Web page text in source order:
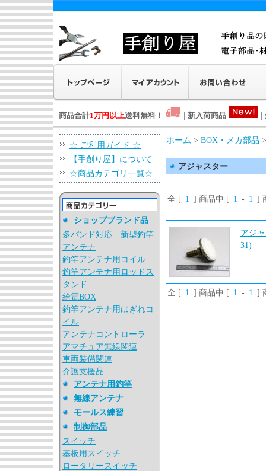
商品合計1万円以上送料無料！ 新入荷商品
☆ ご利用ガイド ☆
【手創り屋】について
☆商品カテゴリ一覧☆
ショップブランド品
多バンド対応 新型釣竿
アンテナ
釣竿アンテナ用コイル
釣竿アンテナ用ロッドス
タンド
給電BOX
釣竿アンテナ用はぎれコ
イル
アンテナコントローラ
アマチュア無線関連
車両装備関連
介護支援品
アンテナ用釣竿
無線アンテナ
モールス練習
制御部品
スイッチ
基板用スイッチ
ロータリースイッチ
ホーム > BOX・メカ部品
アジャスター
全 [ 1 ] 商品中 [ 1 - 1 ]
アジ
31)
全 [ 1 ] 商品中 [ 1 - 1 ]